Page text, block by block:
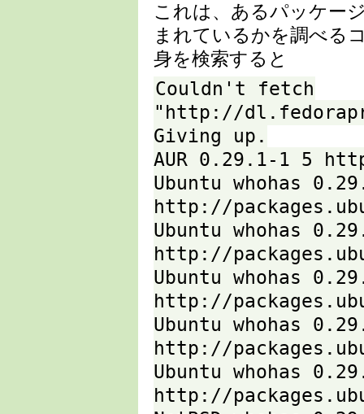
これは、あるパッケー
まれているかを調べる
身を検索すると
Couldn't fetch
"http://
Giving up.
AUR 0.29.1-1 5
Ubuntu whohas
http://
Ubuntu whohas
http://
Ubuntu whohas
http://
Ubuntu whohas
http://
Ubuntu whohas
http://